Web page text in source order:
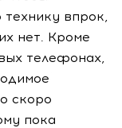
впрок,
нет. Кроме
телефонах,
скоро
пока